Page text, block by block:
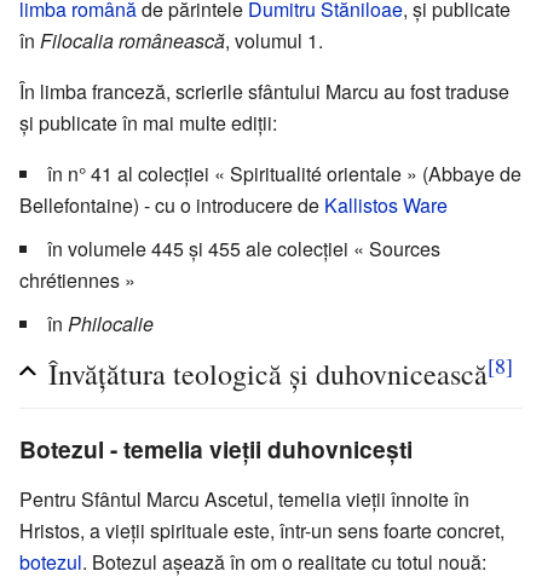
limba românăde părintele Dumitru Stăniloae, și publicate
în Filocalia românească, volumul 1.
În limba franceză, scrierile sfântului Marcu au fost traduse
și publicate în mai multe ediții:
în n° 41 al colecției « Spiritualité orientale » (Abbaye de
Bellefontaine) - cu o introducere de Kallistos Ware
în volumele 445 și 455 ale colecției « Sources
chrétiennes »
în Philocalie
Învățătura teologică și duhovnicească[8]
Botezul - temelia vieții duhovnicești
Pentru Sfântul Marcu Ascetul, temelia vieții înnoite în
Hristos, a vieții spirituale este, într-un sens foarte concret,
botezul. Botezul așează în om o realitate cu totul nouă: